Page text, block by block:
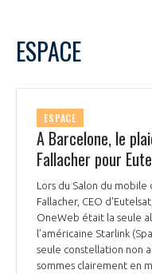
ESPACE
ESPACE
A Barcelone, le
Fallacher pour
Lors du Salon du mobile
Fallacher, CEO
OneWeb était la seule
l’américaine Starlink
seule constellation non
sommes clairement en